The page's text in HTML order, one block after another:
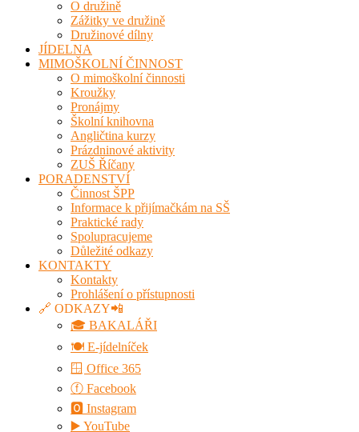
O družině
Zážitky ve družině
Družinové dílny
JÍDELNA
MIMOŠKOLNÍ ČINNOST
O mimoškolní činnosti
Kroužky
Pronájmy
Školní knihovna
Angličtina kurzy
Prázdninové aktivity
ZUŠ Říčany
PORADENSTVÍ
Činnost ŠPP
Informace k přijímačkám na SŠ
Praktické rady
Spolupracujeme
Důležité odkazy
KONTAKTY
Kontakty
Prohlášení o přístupnosti
🔗 ODKAZY📲
🎓 BAKALÁŘI
🍽️ E-jídelníček
🪟 Office 365
ⓕ Facebook
🅾 Instagram
▶️ YouTube